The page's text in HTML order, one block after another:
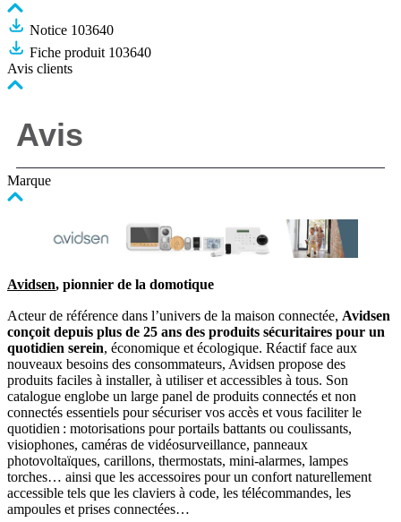
Notice 103640
Fiche produit 103640
Avis clients
Marque
Avidsen, pionnier de la domotique
Acteur de référence dans l’univers de la maison connectée, Avidsen
conçoit depuis plus de 25 ans des produits sécuritaires pour un
quotidien serein, économique et écologique. Réactif face aux
nouveaux besoins des consommateurs, Avidsen propose des
produits faciles à installer, à utiliser et accessibles à tous. Son
catalogue englobe un large panel de produits connectés et non
connectés essentiels pour sécuriser vos accès et vous faciliter le
quotidien : motorisations pour portails battants ou coulissants,
visiophones, caméras de vidéosurveillance, panneaux
photovoltaïques, carillons, thermostats, mini-alarmes, lampes
torches… ainsi que les accessoires pour un confort naturellement
accessible tels que les claviers à code, les télécommandes, les
ampoules et prises connectées…